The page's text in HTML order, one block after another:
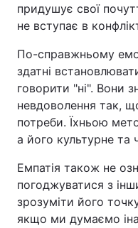
придушує свої
не вступає в
По-справжньому
здатні
говорити "ні". Вони
невдоволення так,
потреби. Їхньою
а його культурне та
Емпатія також не
погоджуватися з
зрозуміти його
якщо ми думаємо